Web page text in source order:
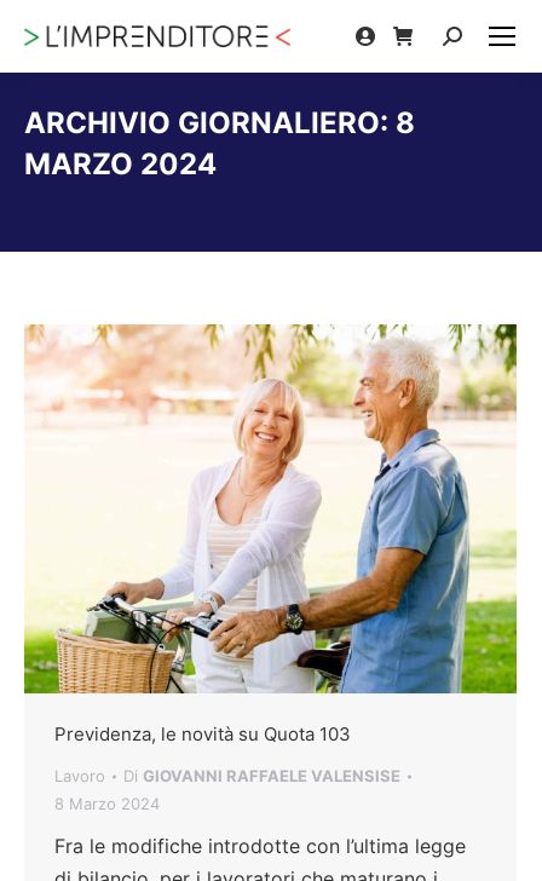
Cerca:
ARCHIVIO GIORNALIERO: 8
MARZO 2024
Previdenza, le novità su Quota 103
Lavoro Di GIOVANNI RAFFAELE VALENSISE
8 Marzo 2024
Fra le modifiche introdotte con l’ultima legge